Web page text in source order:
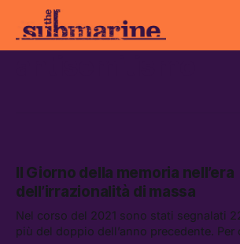
Il Giorno della memoria nell’era
dell’irrazionalità di massa
Nel corso del 2021 sono stati segnalati
più del doppio dell’anno precedente. Per